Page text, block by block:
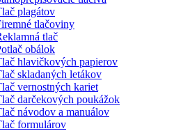
plagátov
tlačoviny
tlač
obálok
hlavičkových papierov
skladaných letákov
vernostných kariet
darčekových poukážok
návodov a manuálov
formulárov